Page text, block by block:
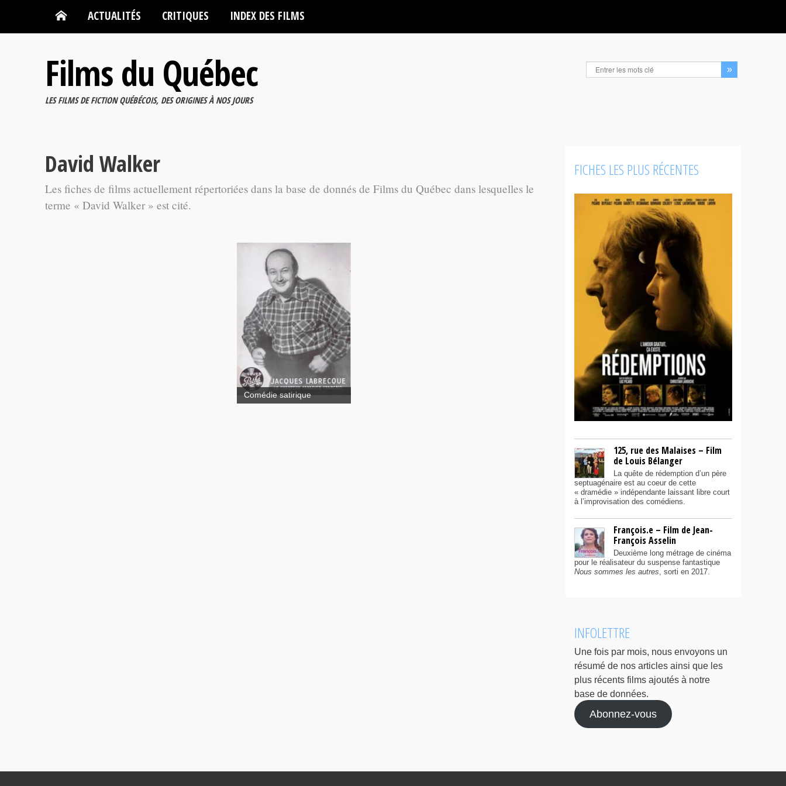
ACTUALITÉS CRITIQUES INDEX DES FILMS
Films du Québec
LES FILMS DE FICTION QUÉBÉCOIS, DES ORIGINES À NOS JOURS
David Walker
Les fiches de films actuellement répertoriées dans la base de donnés de Films du Québec dans lesquelles le
terme « David Walker » est cité.
Amanita Pestilens
Comédie satirique
FICHES LES PLUS RÉCENTES
125, rue des Malaises – Film
de Louis Bélanger
La quête de rédemption d’un père
septuagénaire est au coeur de cette
« dramédie » indépendante laissant libre court
à l’improvisation des comédiens.
François.e – Film de Jean-
François Asselin
Deuxième long métrage de cinéma
pour le réalisateur du suspense fantastique
Nous sommes les autres, sorti en 2017.
INFOLETTRE
Une fois par mois, nous envoyons un
résumé de nos articles ainsi que les
plus récents films ajoutés à notre
base de données.
Abonnez-vous